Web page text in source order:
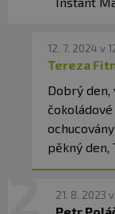
a použitím.
Upozornění
produktutučně
12. 7. 2024 v
Tereza
Dobrý
pěkný den,
21. 8. 2023